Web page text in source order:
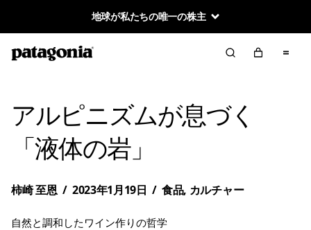
地球が私たちの唯一の株主
アルピニズムが息づく
「液体の岩」
柿崎 至恩 / 2023年1月19日 / 食品, カルチャー
自然と調和したワイン作りの哲学